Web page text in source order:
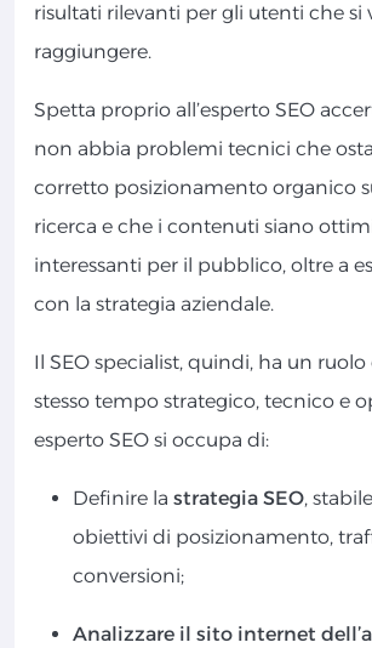
risultati rilevanti per gli utenti che si
raggiungere.
Spetta proprio all’esperto SEO
non abbia problemi tecnici che
corretto posizionamento organico
ricerca e che i contenuti siano
interessanti per il pubblico, oltre a
con la strategia aziendale.
Il SEO specialist, quindi, ha un ruolo
stesso tempo strategico, tecnico e
esperto SEO si occupa di:
Definire la strategia SEO,
obiettivi di posizionamento,
conversioni;
Analizzare il sito internet